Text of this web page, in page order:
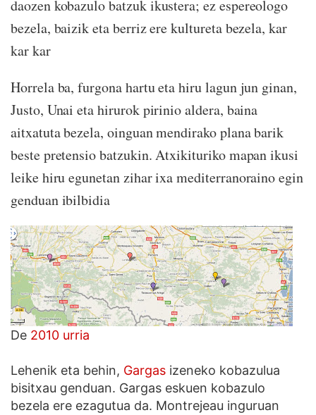
daozen kobazulo batzuk ikustera; ez espereologo
bezela, baizik eta berriz ere kultureta bezela, kar
kar kar
Horrela ba, furgona hartu eta hiru lagun jun ginan,
Justo, Unai eta hirurok pirinio aldera, baina
aitxatuta bezela, oinguan mendirako plana barik
beste pretensio batzukin. Atxikituriko mapan ikusi
leike hiru egunetan zihar ixa mediterranoraino egin
genduan ibilbidia
De 2010 urria
Lehenik eta behin, Gargas izeneko kobazulua
bisitxau genduan. Gargas eskuen kobazulo
bezela ere ezagutua da. Montrejeau inguruan